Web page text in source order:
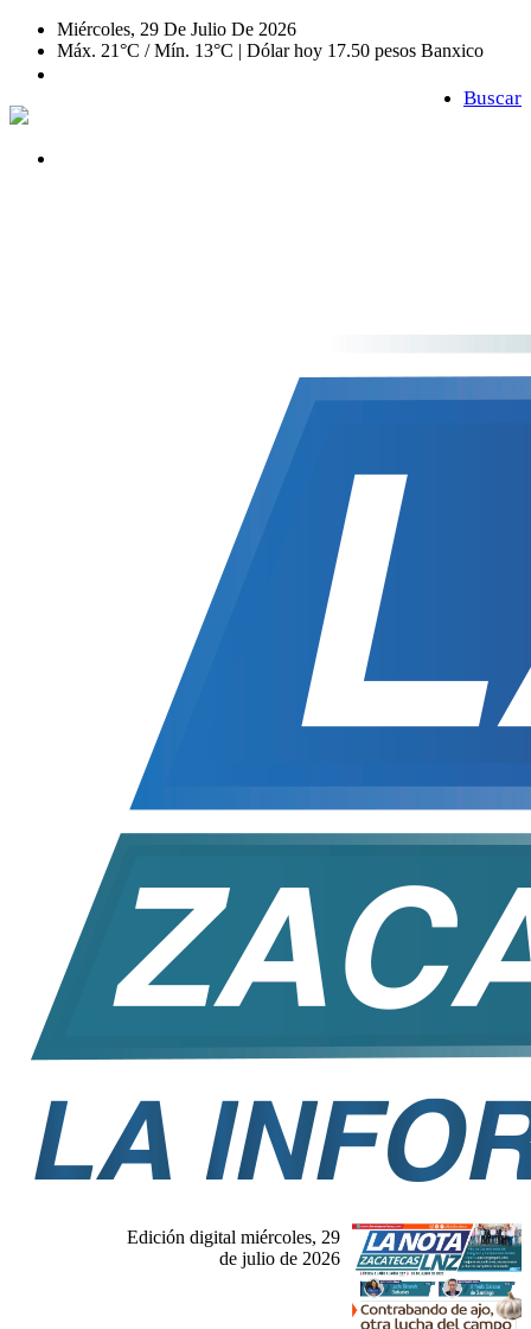
Miércoles, 29 De Julio De 2026
Máx. 21°C / Mín. 13°C | Dólar hoy 17.50 pesos Banxico
Buscar
Edición digital miércoles, 29
de julio de 2026